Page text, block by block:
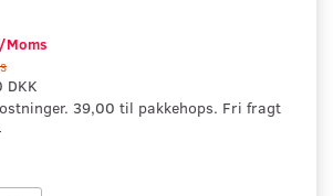
Moms
DKK
39,00 til pakkehops. Fri fragt